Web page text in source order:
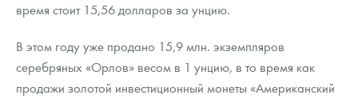
время стоит 15,56 долларов за унцию.
В этом году уже продано 15,9 млн. экземпляров
серебряных «Орлов» весом в 1 унцию, в то время как
продажи золотой инвестиционный монеты «Американский